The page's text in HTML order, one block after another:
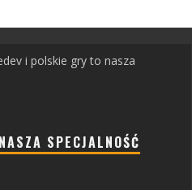
SPECJALNOŚĆ